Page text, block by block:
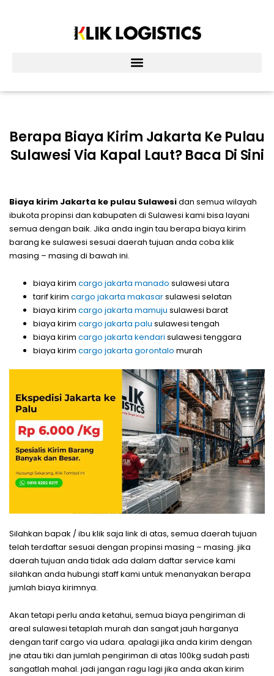
Berapa Biaya Kirim Jakarta Ke Pulau
Sulawesi Via Kapal Laut? Baca Di Sini
Biaya kirim Jakarta ke pulau Sulawesidan semua wilayah
ibukota propinsi dan kabupaten di Sulawesi kami bisa layani
semua dengan baik. Jika anda ingin tau berapa biaya kirim
barang ke sulawesi sesuai daerah tujuan anda coba klik
masing – masing di bawah ini.
biaya kirim cargo jakarta manado sulawesi utara
tarif kirim cargo jakarta makasarsulawesi selatan
biaya kirim cargo jakarta mamuju sulawesi barat
biaya kirim cargo jakarta palu sulawesi tengah
biaya kirim cargo jakarta kendari sulawesi tenggara
biaya kirim cargo jakarta gorontalo murah
Silahkan bapak / ibu klik saja link di atas, semua daerah tujuan
telah terdaftar sesuai dengan propinsi masing – masing. jika
daerah tujuan anda tidak ada dalam daftar service kami
silahkan anda hubungi staff kami untuk menanyakan berapa
jumlah biaya kirimnya.
Akan tetapi perlu anda ketahui, semua biaya pengiriman di
areal sulawesi tetaplah murah dan sangat jauh harganya
dengan tarif cargo via udara. apalagi jika anda kirim dengan
jne atau tiki dan jumlah pengiriman di atas 100kg sudah pasti
sangatlah mahal. jadi jangan ragu lagi jika anda akan kirim